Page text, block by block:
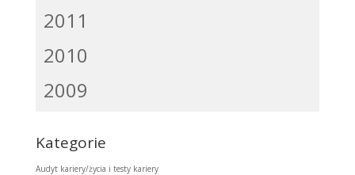
2011
2010
2009
Kategorie
Audyt kariery/życia i testy kariery